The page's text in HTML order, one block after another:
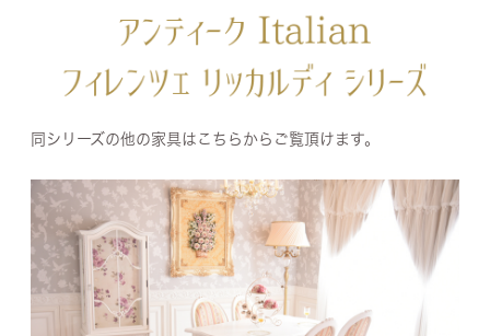
同シリーズの他の家具はこちらからご覧頂けます。